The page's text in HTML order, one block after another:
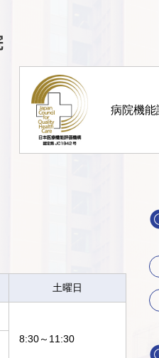
病院機能
土曜日
8:30～11:30